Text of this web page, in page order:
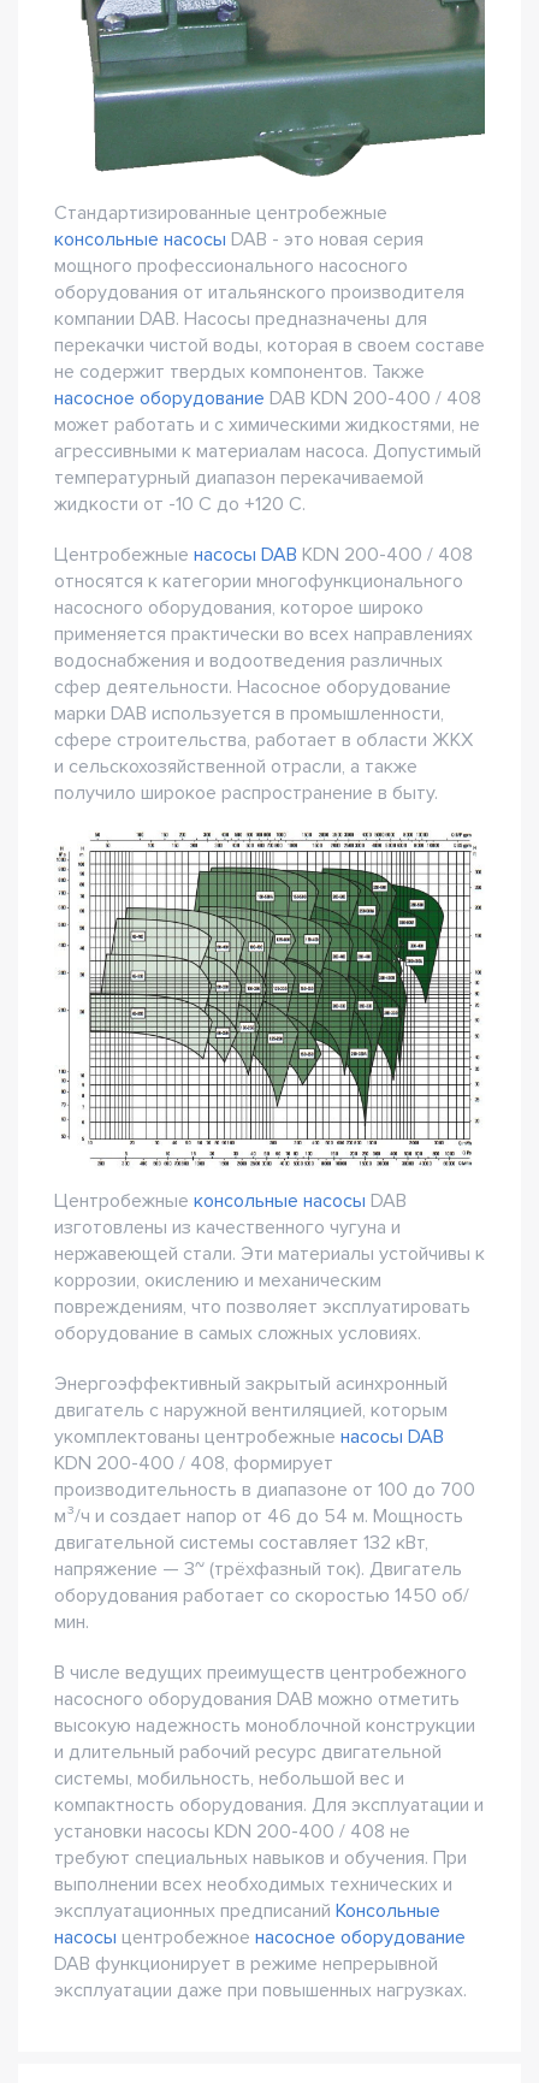
Стандартизированные центробежные
консольные насосы DAB - это новая серия
мощного профессионального насосного
оборудования от итальянского производителя
компании DAB. Насосы предназначены для
перекачки чистой воды, которая в своем составе
не содержит твердых компонентов. Также
насосное оборудование DAB KDN 200-400 / 408
может работать и с химическими жидкостями, не
агрессивными к материалам насоса. Допустимый
температурный диапазон перекачиваемой
жидкости от -10 С до +120 С.
Центробежные насосы DAB KDN 200-400 / 408
относятся к категории многофункционального
насосного оборудования, которое широко
применяется практически во всех направлениях
водоснабжения и водоотведения различных
сфер деятельности. Насосное оборудование
марки DAB используется в промышленности,
сфере строительства, работает в области ЖКХ
и сельскохозяйственной отрасли, а также
получило широкое распространение в быту.
Центробежные консольные насосы DAB
изготовлены из качественного чугуна и
нержавеющей стали. Эти материалы устойчивы к
коррозии, окислению и механическим
повреждениям, что позволяет эксплуатировать
оборудование в самых сложных условиях.
Энергоэффективный закрытый асинхронный
двигатель с наружной вентиляцией, которым
укомплектованы центробежные насосы DAB
KDN 200-400 / 408, формирует
производительность в диапазоне от 100 до 700
м³/ч и создает напор от 46 до 54 м. Мощность
двигательной системы составляет 132 кВт,
напряжение — 3~ (трёхфазный ток). Двигатель
оборудования работает со скоростью 1450 об/
мин.
В числе ведущих преимуществ центробежного
насосного оборудования DAB можно отметить
высокую надежность моноблочной конструкции
и длительный рабочий ресурс двигательной
системы, мобильность, небольшой вес и
компактность оборудования. Для эксплуатации и
установки насосы KDN 200-400 / 408 не
требуют специальных навыков и обучения. При
выполнении всех необходимых технических и
эксплуатационных предписаний Консольные
насосы центробежное насосное оборудование
DAB функционирует в режиме непрерывной
эксплуатации даже при повышенных нагрузках.